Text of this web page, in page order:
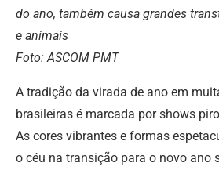
do ano, também causa grandes
e animais
Foto: ASCOM PMT
A tradição da virada de ano em
brasileiras é marcada por shows
As cores vibrantes e formas
o céu na transição para o novo ano